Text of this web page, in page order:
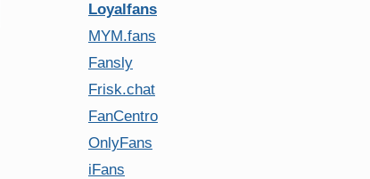
Loyalfans
MYM.fans
Fansly
Frisk.chat
FanCentro
OnlyFans
iFans